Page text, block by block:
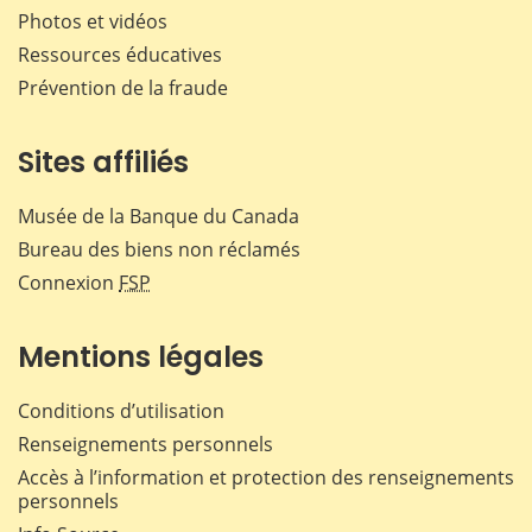
Photos et vidéos
Ressources éducatives
Prévention de la fraude
Sites affiliés
Musée de la Banque du Canada
Bureau des biens non réclamés
Connexion FSP
Mentions légales
Conditions d’utilisation
Renseignements personnels
Accès à l’information et protection des renseignements
personnels